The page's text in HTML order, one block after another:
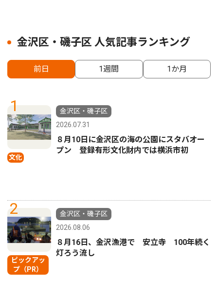
金沢区・磯子区 人気記事ランキング
前日 1週間 1か月
1
文化
金沢区・磯子区
2026.07.31
８月10日に金沢区の海の公園にスタバオー
プン 登録有形文化財内では横浜市初
2
ピックアッ
プ（PR）
金沢区・磯子区
2026.08.06
８月16日、金沢漁港で 安立寺 100年続く
灯ろう流し